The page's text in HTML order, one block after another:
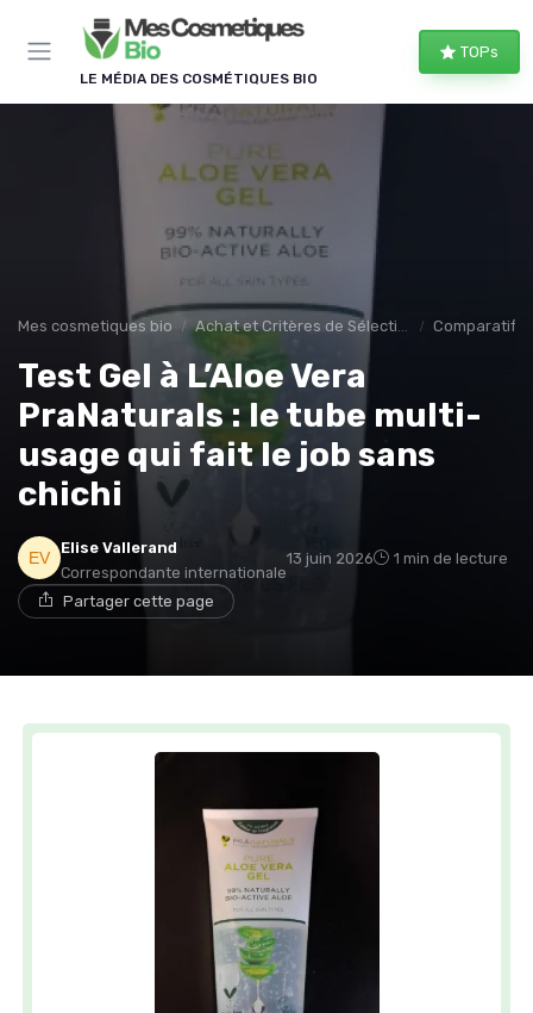
LE MÉDIA DES COSMÉTIQUES BIO
TOPs
Mes cosmetiques bio Achat et Critères de Sélection Comparatifs
Test Gel à L’Aloe Vera
PraNaturals : le tube multi-
usage qui fait le job sans
chichi
Elise Vallerand
Correspondante internationale
13 juin 2026 1 min de lecture
Partager cette page
Panneau de gestion des cookies